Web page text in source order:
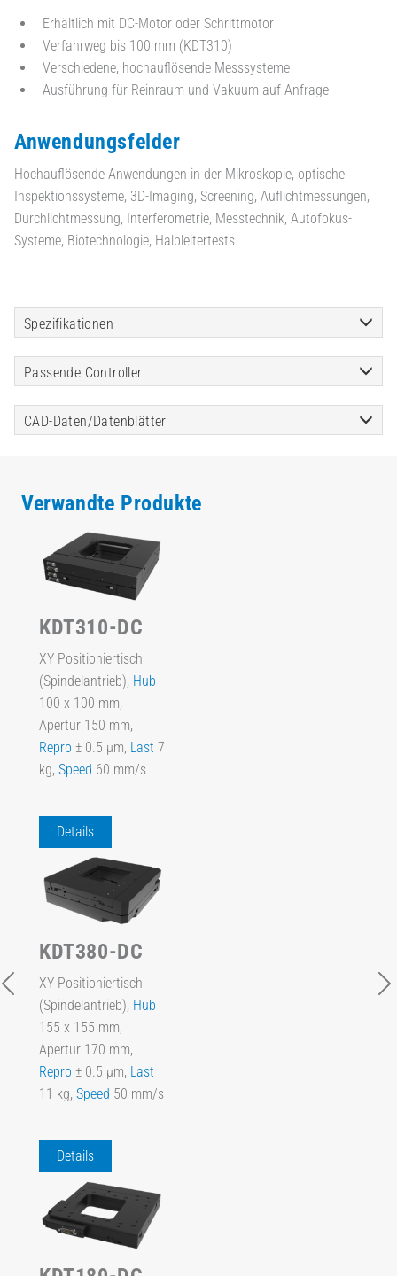
Erhältlich mit DC-Motor oder Schrittmotor
Verfahrweg bis 100 mm (KDT310)
Verschiedene, hochauflösende Messsysteme
Ausführung für Reinraum und Vakuum auf Anfrage
Anwendungsfelder
Hochauflösende Anwendungen in der Mikroskopie, optische
Inspektionssysteme, 3D-Imaging, Screening, Auflichtmessungen,
Durchlichtmessung, Interferometrie, Messtechnik, Autofokus-
Systeme, Biotechnologie, Halbleitertests
Spezifikationen
Passende Controller
CAD-Daten/Datenblätter
Verwandte Produkte
KDT310-DC
XY Positioniertisch
(Spindelantrieb), Hub
100 x 100 mm,
Apertur 150 mm,
Repro ± 0.5 µm, Last 7
kg, Speed 60 mm/s
Details
KDT380-DC
XY Positioniertisch
(Spindelantrieb), Hub
155 x 155 mm,
Apertur 170 mm,
Repro ± 0.5 µm, Last
11 kg, Speed 50 mm/s
Details